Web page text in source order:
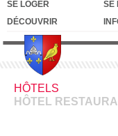
SE LOGER SE
DÉCOUVRIR
HÔTELS
HÔTEL